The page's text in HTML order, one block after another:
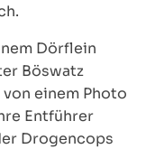
Dörflein
Böswatz
einem Photo
Entführer
Drogencops